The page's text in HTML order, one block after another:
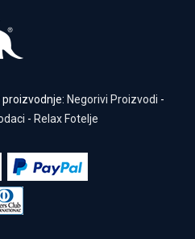
proizvodnje: Negorivi Proizvodi -
- Relax Fotelje